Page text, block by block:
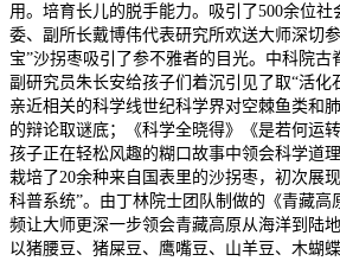
用。培育长儿的脱手能力。吸引了500余位社
委、副所长戴博伟代表研究所欢送大师深切
宝”沙拐枣吸引了参不雅者的目光。中科院古
副研究员朱长安给孩子们着沉引见了取“活化
亲近相关的科学线世纪科学界对空棘鱼类和
的辩论取谜底；《科学全晓得》《是若何运
孩子正在轻松风趣的糊口故事中领会科学道
栽培了20余种来自国表里的沙拐枣，初次展
科普系统”。由丁林院士团队制做的《青藏高
频让大师更深一步领会青藏高原从海洋到陆
以猪腰豆、猪屎豆、鹰嘴豆、山羊豆、木蝴